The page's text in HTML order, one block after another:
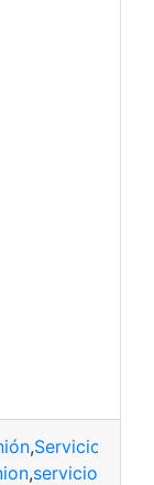
,Servicio a
,servicio